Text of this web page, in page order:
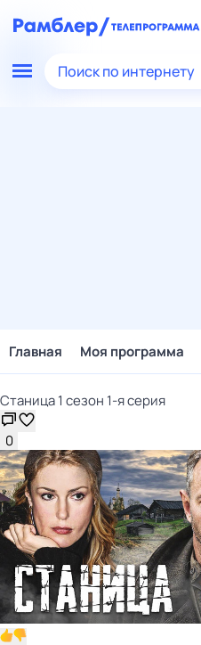
Поиск по интернету
Главная Моя программа
Станица 1 сезон 1-я серия
0